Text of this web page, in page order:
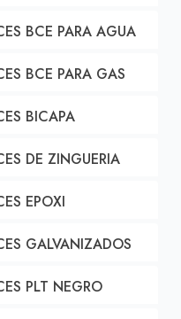
BCE PARA AGUA
BCE PARA GAS
BICAPA
DE ZINGUERIA
EPOXI
GALVANIZADOS
PLT NEGRO